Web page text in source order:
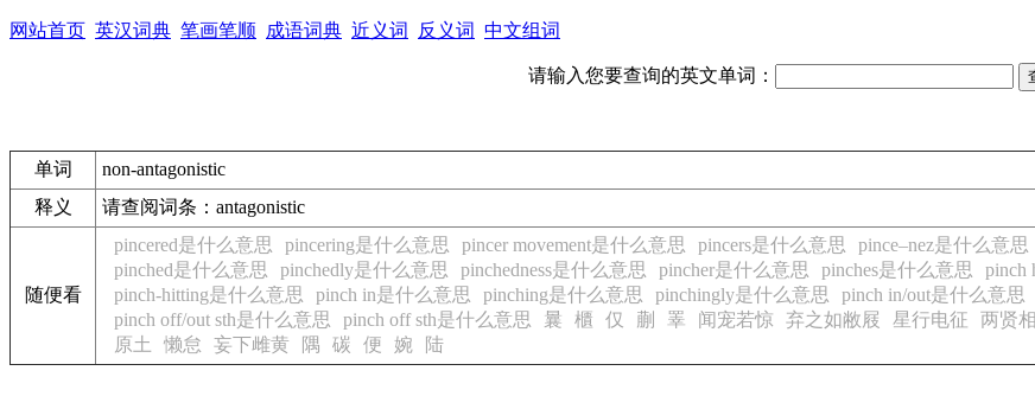
网站首页 英汉词典 笔画笔顺 成语词典 近义词 反义词 中文组词
请输入您要查询的英文单词：
单词
non-antagonistic
释义
请查阅词条：antagonistic
随便看
pincered是什么意思 pincering是什么意思 pincer movement是什么意思 pincers是什么意思 pince–nez是什么意思
pinched是什么意思
pinchedly是什么意思 pinchedness是什么意思 pincher是什么意思 pinches是什么意思 pinch
pinch-hitting是什么意思
pinch in是什么意思 pinching是什么意思 pinchingly是什么意思 pinch in/out是什么意思
pinch off/out sth是什么意思
pinch off sth是什么意思 曩 櫃 仅 蒯 睪 闻宠若惊 弃之如敝屐 星行电征 两贤
原土
懒怠 妄下雌黄 隅 碳 便 婉 陆